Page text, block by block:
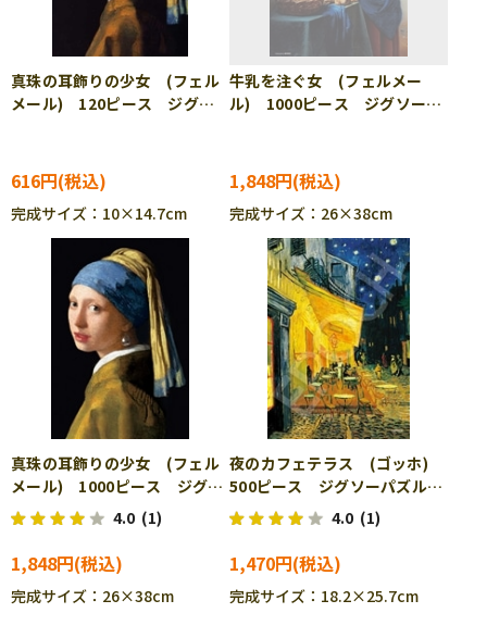
真珠の耳飾りの少女 (フェル
メール) 120ピース ジグソ
616円
完成サイズ：10×14.7cm
牛乳を注ぐ女 (フェルメー
ル) 1000ピース ジグソーパ
1,848円
完成サイズ：26×38cm
真珠の耳飾りの少女 (フェル
メール) 1000ピース ジグソ
ーパズル BEV-1000M-020
［CP-FM］
4.0 (1)
1,848円
完成サイズ：26×38cm
夜のカフェテラス (ゴッホ)
500ピース ジグソーパズル
EPO-52-804
4.0 (1)
1,470円
完成サイズ：18.2×25.7cm